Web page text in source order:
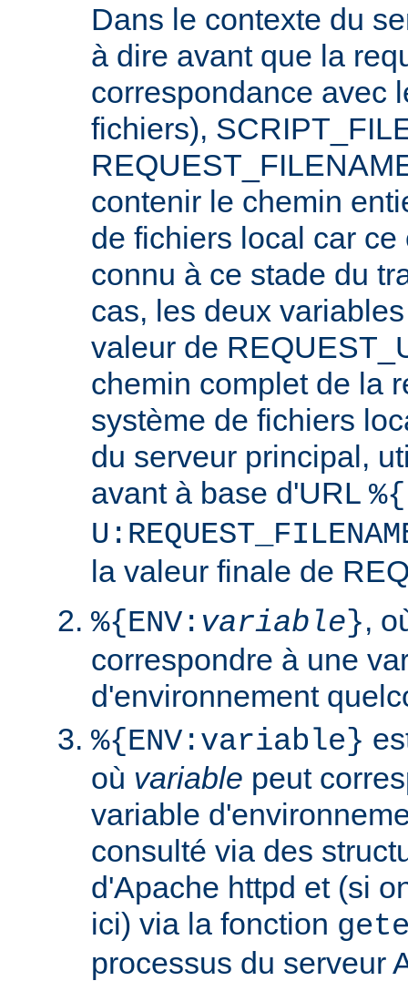
Dans le contexte du
à dire avant que la
correspondance avec
fichiers),
contenir le chemin
de fichiers local car
connu à ce stade du
cas, les deux
valeur de
chemin complet de la
système de fichiers
du serveur principal,
avant à base d'URL
la valeur finale de
%{ENV: variable},
correspondre à une
d'environnement
%{ENV:variable}
où variable peut
variable
consulté via des
d'Apache httpd et (si
ici) via la fonction
processus du serveur